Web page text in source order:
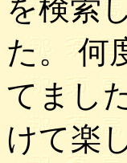
を検索
た。 何
てまし
けて楽